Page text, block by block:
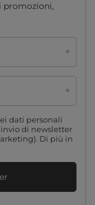
promozioni,
dati personali
di newsletter
Di più in